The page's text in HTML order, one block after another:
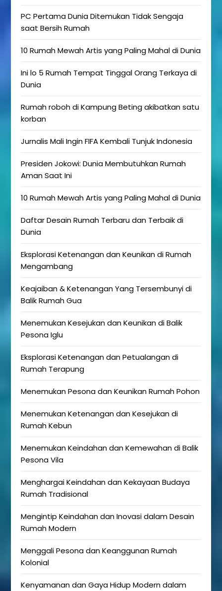
PC Pertama Dunia Ditemukan Tidak Sengaja
saat Bersih Rumah
10 Rumah Mewah Artis yang Paling Mahal di Dunia
Ini lo 5 Rumah Tempat Tinggal Orang Terkaya di
Dunia
Rumah roboh di Kampung Beting akibatkan satu
korban
Jurnalis Mali Ingin FIFA Kembali Tunjuk Indonesia
Presiden Jokowi: Dunia Membutuhkan Rumah
Aman Saat Ini
10 Rumah Mewah Artis yang Paling Mahal di Dunia
Daftar Desain Rumah Terbaru dan Terbaik di
Dunia
Eksplorasi Ketenangan dan Keunikan di Rumah
Mengambang
Keajaiban & Ketenangan Yang Tersembunyi di
Balik Rumah Gua
Menemukan Kesejukan dan Keunikan di Balik
Pesona Iglu
Eksplorasi Ketenangan dan Petualangan di
Rumah Terapung
Menemukan Pesona dan Keunikan Rumah Pohon
Menemukan Ketenangan dan Kesejukan di
Rumah Kebun
Menemukan Keindahan dan Kemewahan di Balik
Pesona Vila
Menghargai Keindahan dan Kekayaan Budaya
Rumah Tradisional
Mengintip Keindahan dan Inovasi dalam Desain
Rumah Modern
Menggali Pesona dan Keanggunan Rumah
Kolonial
Kenyamanan dan Gaya Hidup Modern dalam